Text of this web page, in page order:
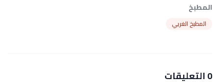
المطبخ
المطبخ الغربي
0 التعليقات